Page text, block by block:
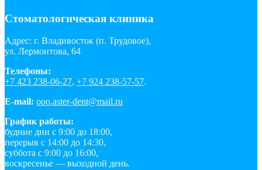
Стоматологическая клиника
Адрес: г. Владивосток (п. Трудовое),
ул. Лермонтова, 64
Телефоны:
+7 423 238-06-27, +7 924 238-57-57.
E-mail: ooo.aster-dent@mail.ru
График работы:
будние дни с 9:00 до 18:00,
перерыв с 14:00 до 14:30,
суббота с 9:00 до 16:00,
воскресенье — выходной день.